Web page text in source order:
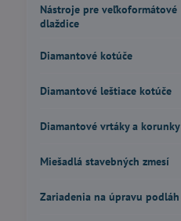
Nástroje pre veľkoformátové
dlaždice
Diamantové kotúče
Diamantové leštiace kotúče
Diamantové vrtáky a korunky
Miešadlá stavebných zmesí
Zariadenia na úpravu podláh